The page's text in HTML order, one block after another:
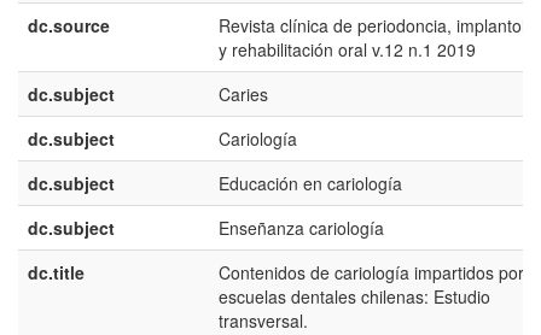
dc.source
Revista clínica de periodoncia,
y rehabilitación oral v.12 n.1 2019
dc.subject
Caries
dc.subject
Cariología
dc.subject
Educación en cariología
dc.subject
Enseñanza cariología
dc.title
Contenidos de cariología impartidos por
escuelas dentales chilenas: Estudio
transversal.